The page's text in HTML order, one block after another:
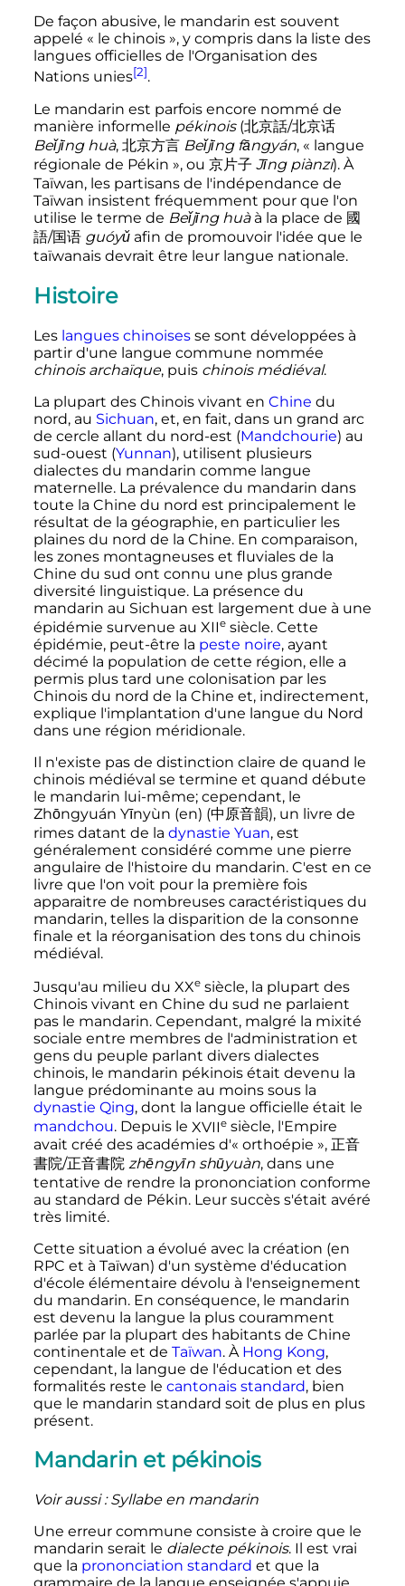
De façon abusive, le mandarin est souvent
appelé « le chinois », y compris dans la liste des
langues officielles de l'Organisation des
Nations unies[2].
Le mandarin est parfois encore nommé de
manière informelle pékinois(北京話/北京话
Beǐjīng huà, 北京方言 Beǐjīng fāngyán, « langue
régionale de Pékin », ou 京片子 Jīng piànzi). À
Taïwan, les partisans de l'indépendance de
Taïwan insistent fréquemment pour que l'on
utilise le terme de Beǐjīng huàà la place de 國
語/国语 guóyǔafin de promouvoir l'idée que le
taïwanais devrait être leur langue nationale.
Histoire
Les langues chinoisesse sont développées à
partir d'une langue commune nommée
chinois archaïque, puis chinois médiéval.
La plupart des Chinois vivant en Chine du
nord, au Sichuan, et, en fait, dans un grand arc
de cercle allant du nord-est (Mandchourie) au
sud-ouest (Yunnan), utilisent plusieurs
dialectes du mandarin comme langue
maternelle. La prévalence du mandarin dans
toute la Chine du nord est principalement le
résultat de la géographie, en particulier les
plaines du nord de la Chine. En comparaison,
les zones montagneuses et fluviales de la
Chine du sud ont connu une plus grande
diversité linguistique. La présence du
mandarin au Sichuan est largement due à une
épidémie survenue au XIIe siècle. Cette
épidémie, peut-être la peste noire, ayant
décimé la population de cette région, elle a
permis plus tard une colonisation par les
Chinois du nord de la Chine et, indirectement,
explique l'implantation d'une langue du Nord
dans une région méridionale.
Il n'existe pas de distinction claire de quand le
chinois médiéval se termine et quand débute
le mandarin lui-même; cependant, le
Zhōngyuán Yīnyùn (en) (中原音韻), un livre de
rimes datant de la dynastie Yuan, est
généralement considéré comme une pierre
angulaire de l'histoire du mandarin. C'est en ce
livre que l'on voit pour la première fois
apparaitre de nombreuses caractéristiques du
mandarin, telles la disparition de la consonne
finale et la réorganisation des tons du chinois
médiéval.
Jusqu'au milieu du XXe siècle, la plupart des
Chinois vivant en Chine du sud ne parlaient
pas le mandarin. Cependant, malgré la mixité
sociale entre membres de l'administration et
gens du peuple parlant divers dialectes
chinois, le mandarin pékinois était devenu la
langue prédominante au moins sous la
dynastie Qing, dont la langue officielle était le
mandchou. Depuis le XVIIe siècle, l'Empire
avait créé des académies d'« orthoépie », 正音
書院/正音書院 zhēngyīn shūyuàn, dans une
tentative de rendre la prononciation conforme
au standard de Pékin. Leur succès s'était avéré
très limité.
Cette situation a évolué avec la création (en
RPC et à Taïwan) d'un système d'éducation
d'école élémentaire dévolu à l'enseignement
du mandarin. En conséquence, le mandarin
est devenu la langue la plus couramment
parlée par la plupart des habitants de Chine
continentale et de Taïwan. À Hong Kong,
cependant, la langue de l'éducation et des
formalités reste le cantonais standard, bien
que le mandarin standard soit de plus en plus
présent.
Mandarin et pékinois
Voir aussi : Syllabe en mandarin
Une erreur commune consiste à croire que le
mandarin serait le dialecte pékinois. Il est vrai
que la prononciation standard et que la